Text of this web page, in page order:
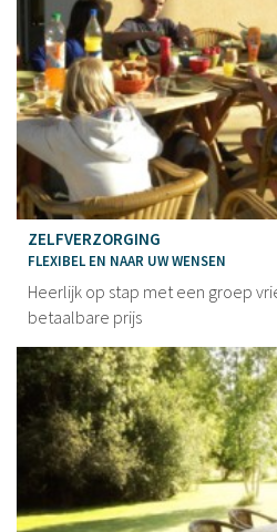
ZELFVERZORGING
FLEXIBEL EN NAAR UW WENSEN
Heerlijk op stap met een groep
betaalbare prijs